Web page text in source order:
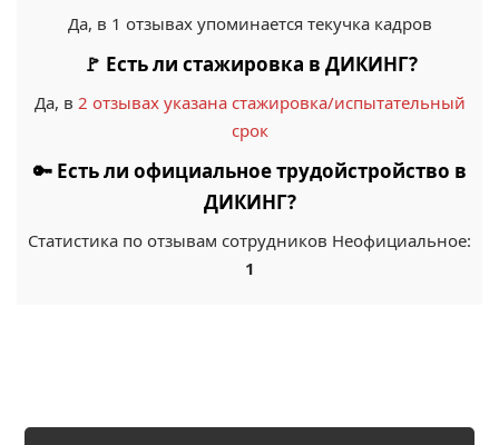
Да, в 1 отзывах упоминается текучка кадров
🚩 Есть ли стажировка в ДИКИНГ?
Да, в 2 отзывах указана стажировка/испытательный
срок
🔑 Есть ли официальное трудойстройство в
ДИКИНГ?
Статистика по отзывам сотрудников Неофициальное:
1